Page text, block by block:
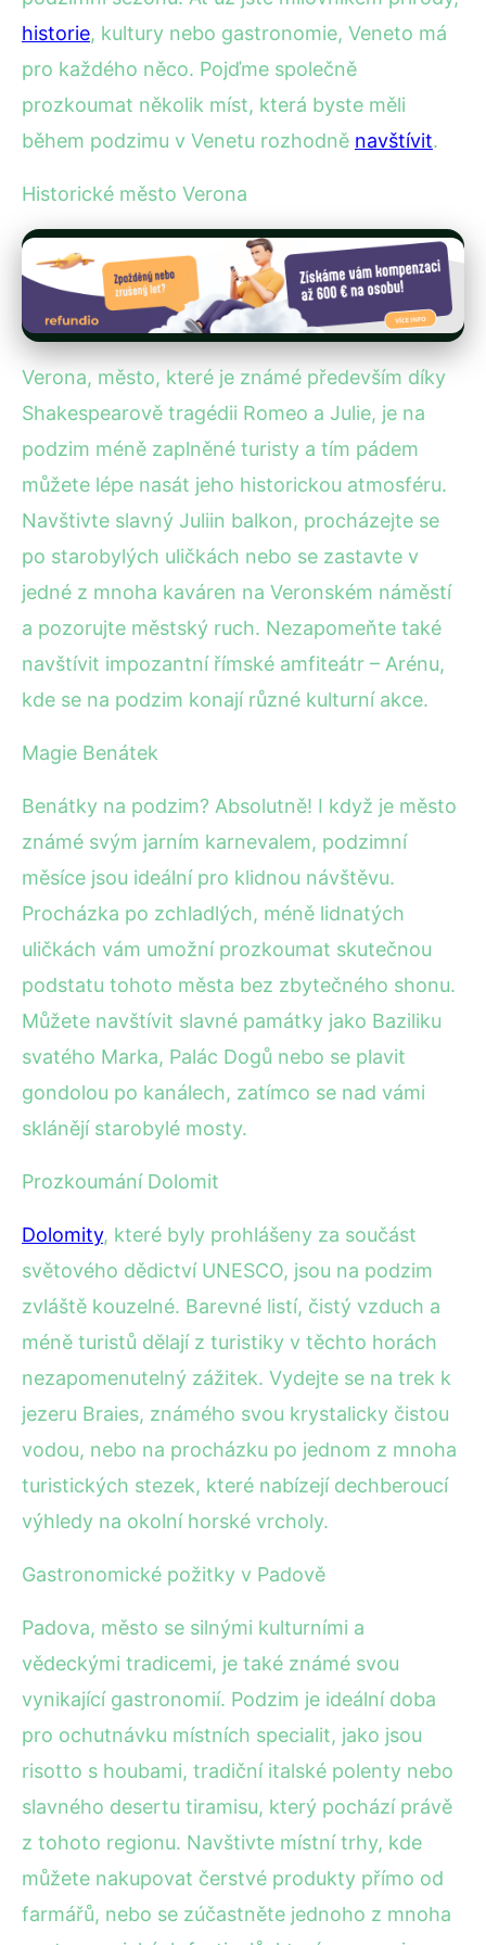
historie, kultury nebo gastronomie, Veneto má
pro každého něco. Pojďme společně
prozkoumat několik míst, která byste měli
během podzimu v Venetu rozhodně navštívit.
Historické město Verona
Verona, město, které je známé především díky
Shakespearově tragédii Romeo a Julie, je na
podzim méně zaplněné turisty a tím pádem
můžete lépe nasát jeho historickou atmosféru.
Navštivte slavný Juliin balkon, procházejte se
po starobylých uličkách nebo se zastavte v
jedné z mnoha kaváren na Veronském náměstí
a pozorujte městský ruch. Nezapomeňte také
navštívit impozantní římské amfiteátr – Arénu,
kde se na podzim konají různé kulturní akce.
Magie Benátek
Benátky na podzim? Absolutně! I když je město
známé svým jarním karnevalem, podzimní
měsíce jsou ideální pro klidnou návštěvu.
Procházka po zchladlých, méně lidnatých
uličkách vám umožní prozkoumat skutečnou
podstatu tohoto města bez zbytečného shonu.
Můžete navštívit slavné památky jako Baziliku
svatého Marka, Palác Dogů nebo se plavit
gondolou po kanálech, zatímco se nad vámi
sklánějí starobylé mosty.
Prozkoumání Dolomit
Dolomity, které byly prohlášeny za součást
světového dědictví UNESCO, jsou na podzim
zvláště kouzelné. Barevné listí, čistý vzduch a
méně turistů dělají z turistiky v těchto horách
nezapomenutelný zážitek. Vydejte se na trek k
jezeru Braies, známého svou krystalicky čistou
vodou, nebo na procházku po jednom z mnoha
turistických stezek, které nabízejí dechberoucí
výhledy na okolní horské vrcholy.
Gastronomické požitky v Padově
Padova, město se silnými kulturními a
vědeckými tradicemi, je také známé svou
vynikající gastronomií. Podzim je ideální doba
pro ochutnávku místních specialit, jako jsou
risotto s houbami, tradiční italské polenty nebo
slavného desertu tiramisu, který pochází právě
z tohoto regionu. Navštivte místní trhy, kde
můžete nakupovat čerstvé produkty přímo od
farmářů, nebo se zúčastněte jednoho z mnoha